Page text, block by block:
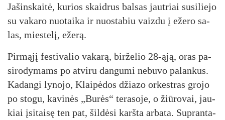
Ja­šins­kai­tė, ku­rios skaid­rus bal­sas jaut­riai su­si­lie­jo
su va­ka­ro nuo­tai­ka ir nuo­sta­biu vaiz­du į eže­ro sa­
las, mies­te­lį, eže­rą.
Pir­mą­jį fes­ti­va­lio va­ka­rą, bir­že­lio 28-ąją, oras pa­
si­ro­dy­mams po at­vi­ru dan­gu­mi ne­bu­vo pa­lan­kus.
Ka­dan­gi ly­no­jo, Klai­pė­dos džia­zo or­kest­ras gro­jo
po sto­gu, ka­vi­nės „Bu­rės“ te­ra­so­je, o žiū­ro­vai, jau­
kiai įsi­tai­sę ten pat, šil­dė­si karš­ta ar­ba­ta. Sup­ran­ta­